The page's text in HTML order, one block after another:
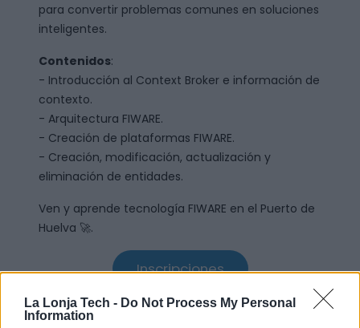
La Lonja Tech - Do Not Process My Personal
Information
para convertir problemas comunes en soluciones
inteligentes.
Contenidos:
- Introducción al Context Broker e información de
contexto.
- Arquitectura FIWARE.
- Creación de plataformas FIWARE.
- Creación, modificación, actualización y
eliminación de entidades.
Ven y aprende tecnología FIWARE en el Puerto de
Huelva 🚀.
Inscripciones